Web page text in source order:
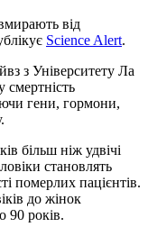
від
Science Alert.
з Університету Ла
смертність
гени, гормони,
більш ніж удвічі
становлять
померлих пацієнтів.
до жінок
90 років.